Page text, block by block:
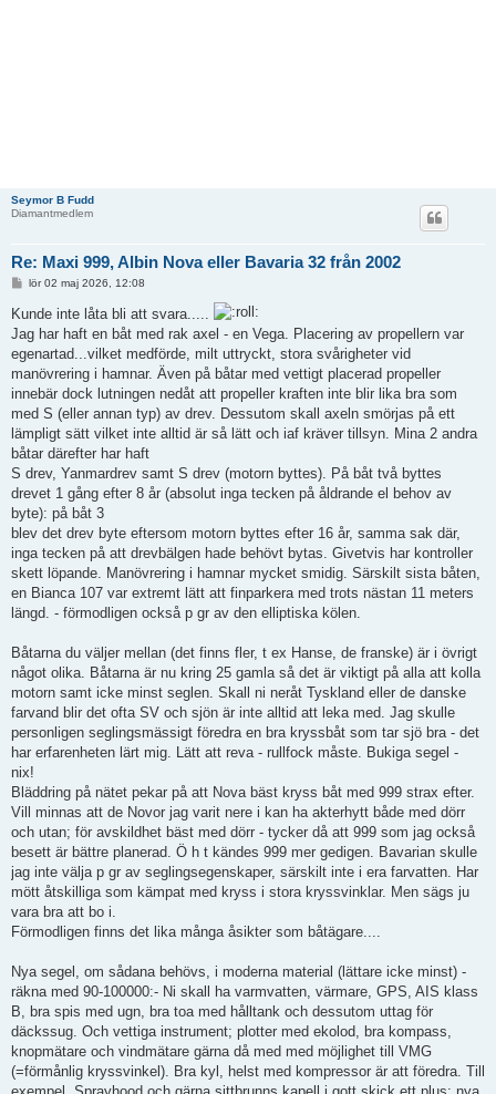
Seymor B Fudd
Diamantmedlem
Re: Maxi 999, Albin Nova eller Bavaria 32 från 2002
ä
g
g
lör 02 maj 2026, 12:08
Kunde inte låta bli att svara.....
Jag har haft en båt med rak axel - en Vega. Placering av propellern var
egenartad...vilket medförde, milt uttryckt, stora svårigheter vid
manövrering i hamnar. Även på båtar med vettigt placerad propeller
innebär dock lutningen nedåt att propeller kraften inte blir lika bra som
med S (eller annan typ) av drev. Dessutom skall axeln smörjas på ett
lämpligt sätt vilket inte alltid är så lätt och iaf kräver tillsyn. Mina 2 andra
båtar därefter har haft
S drev, Yanmardrev samt S drev (motorn byttes). På båt två byttes
drevet 1 gång efter 8 år (absolut inga tecken på åldrande el behov av
byte): på båt 3
blev det drev byte eftersom motorn byttes efter 16 år, samma sak där,
inga tecken på att drevbälgen hade behövt bytas. Givetvis har kontroller
skett löpande. Manövrering i hamnar mycket smidig. Särskilt sista båten,
en Bianca 107 var extremt lätt att finparkera med trots nästan 11 meters
längd. - förmodligen också p gr av den elliptiska kölen.
Båtarna du väljer mellan (det finns fler, t ex Hanse, de franske) är i övrigt
något olika. Båtarna är nu kring 25 gamla så det är viktigt på alla att kolla
motorn samt icke minst seglen. Skall ni neråt Tyskland eller de danske
farvand blir det ofta SV och sjön är inte alltid att leka med. Jag skulle
personligen seglingsmässigt föredra en bra kryssbåt som tar sjö bra - det
har erfarenheten lärt mig. Lätt att reva - rullfock måste. Bukiga segel -
nix!
Bläddring på nätet pekar på att Nova bäst kryss båt med 999 strax efter.
Vill minnas att de Novor jag varit nere i kan ha akterhytt både med dörr
och utan; för avskildhet bäst med dörr - tycker då att 999 som jag också
besett är bättre planerad. Ö h t kändes 999 mer gedigen. Bavarian skulle
jag inte välja p gr av seglingsegenskaper, särskilt inte i era farvatten. Har
mött åtskilliga som kämpat med kryss i stora kryssvinklar. Men sägs ju
vara bra att bo i.
Förmodligen finns det lika många åsikter som båtägare....
Nya segel, om sådana behövs, i moderna material (lättare icke minst) -
räkna med 90-100000:- Ni skall ha varmvatten, värmare, GPS, AIS klass
B, bra spis med ugn, bra toa med hålltank och dessutom uttag för
däckssug. Och vettiga instrument; plotter med ekolod, bra kompass,
knopmätare och vindmätare gärna då med med möjlighet till VMG
(=förmånlig kryssvinkel). Bra kyl, helst med kompressor är att föredra. Till